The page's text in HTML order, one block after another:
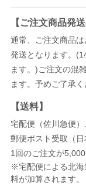
【ご注文商品発送
通常、ご注文商品
発送となります。
ます。)ご注文の混
ます。予めご了承く
【送料】
宅配便（佐川急便
郵便ポスト受取（
1回のご注文が
※宅配便による北海
料が加算されます。